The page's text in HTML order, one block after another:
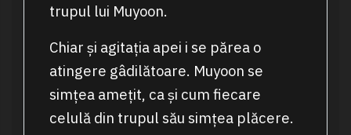
trupul lui Muyoon.
Chiar și agitația apei i se părea o
atingere gâdilătoare. Muyoon se
simțea amețit, ca și cum fiecare
celulă din trupul său simțea plăcere.